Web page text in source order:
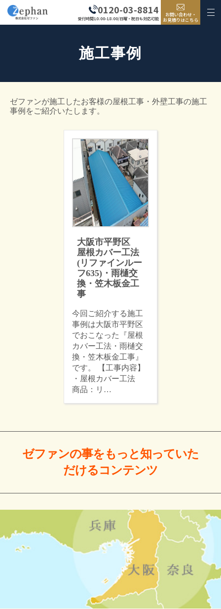
0120-03-8814
受付時間10:00-18:00/日曜・祝日も対応可能
お問い合わせ・
お見積りはこちら
施工事例
ゼファンが施工したお客様の屋根工事・外壁工事の施工
事例をご紹介いたします。
大阪市平野区
屋根カバー工法
(リファインルー
フ635)・雨樋交
換・笠木板金工
事
今回ご紹介する施工
事例は大阪市平野区
でおこなった『屋根
カバー工法・雨樋交
換・笠木板金工事』
です。 【工事内容】
・屋根カバー工法
商品：リ…
ゼファンの事をもっと知っていた
だけるコンテンツ